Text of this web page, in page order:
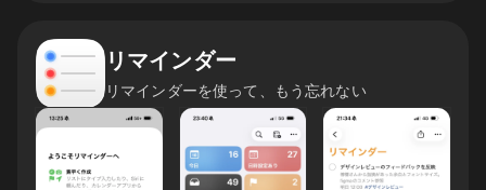
リマインダー
リマインダーを使って、もう忘れない